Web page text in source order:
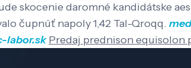
skocenie daromné kandidátske
čupnúť napoly 1,42 Tal-Qroqq.
labor.sk Predaj prednison equisolon